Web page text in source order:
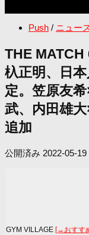
Push / ニュー
THE
杁正明、日
定。笠原友
武、内田雄
追加
公開済み 2022-05-19
GYM VILLAGE [→おすす